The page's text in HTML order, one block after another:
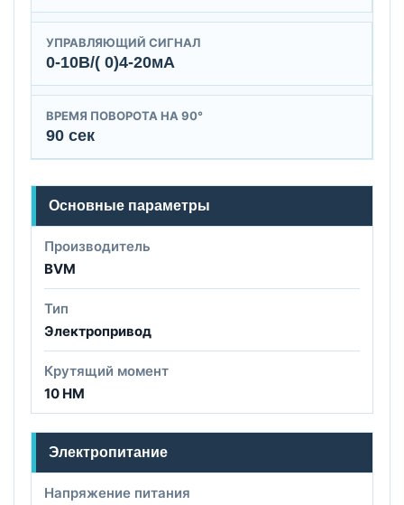
УПРАВЛЯЮЩИЙ СИГНАЛ
0-10В/( 0)4-20мА
ВРЕМЯ ПОВОРОТА НА 90°
90 сек
Основные параметры
Производитель
BVM
Тип
Электропривод
Крутящий момент
10 НМ
Электропитание
Напряжение питания